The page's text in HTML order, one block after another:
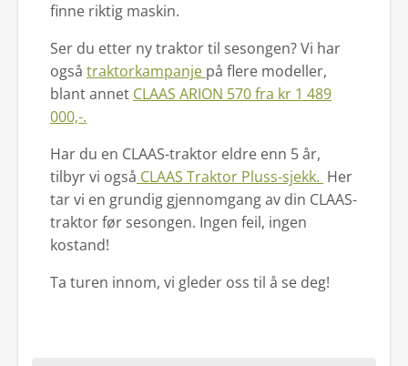
finne riktig maskin.
Ser du etter ny traktor til sesongen? Vi har
også traktorkampanje på flere modeller,
blant annet CLAAS ARION 570 fra kr 1 489
000,-.
Har du en CLAAS-traktor eldre enn 5 år,
tilbyr vi også CLAAS Traktor Pluss-sjekk. Her
tar vi en grundig gjennomgang av din CLAAS-
traktor før sesongen. Ingen feil, ingen
kostand!
Ta turen innom, vi gleder oss til å se deg!